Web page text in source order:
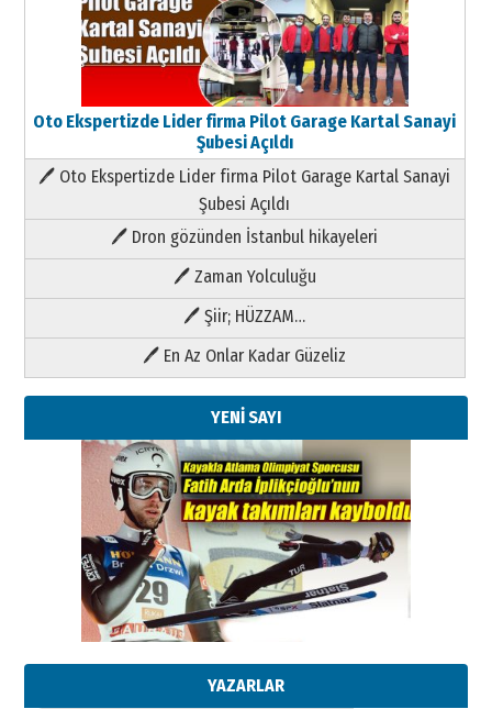
Oto Ekspertizde Lider firma Pilot Garage Kartal Sanayi
Şubesi Açıldı
🖊 Oto Ekspertizde Lider firma Pilot Garage Kartal Sanayi
Şubesi Açıldı
🖊 Dron gözünden İstanbul hikayeleri
🖊 Zaman Yolculuğu
🖊 Şiir; HÜZZAM…
🖊 En Az Onlar Kadar Güzeliz
YENİ SAYI
YAZARLAR
Kenan GÜLERCİ
Metin Külünk: Aileyi Korumak
11 Mayıs 2026 Pazartesi